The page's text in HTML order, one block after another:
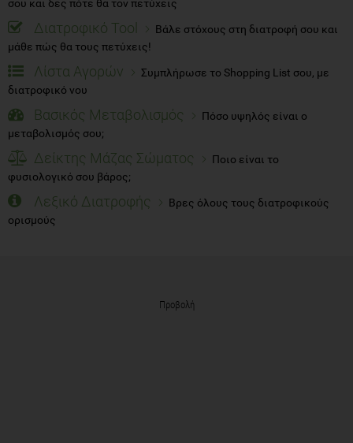
σου και δες πότε θα τον πετύχεις
Διατροφικό Tool
Βάλε στόχους στη διατροφή σου και
μάθε πώς θα τους πετύχεις!
Λίστα Αγορών
Συμπλήρωσε το Shopping List σου, με
διατροφικό νου
Βασικός Μεταβολισμός
Πόσο υψηλός είναι ο
μεταβολισμός σου;
Δείκτης Μάζας Σώματος
Ποιο είναι το
φυσιολογικό σου βάρος;
Λεξικό Διατροφής
Βρες όλους τους διατροφικούς
ορισμούς
Προβολή